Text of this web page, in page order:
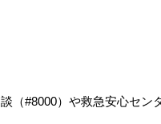
（#8000）や救急安心セン